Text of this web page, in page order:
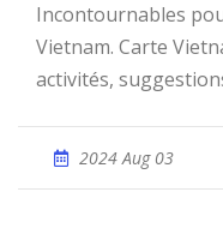
Incontournables
Vietnam. Carte
activités,
2024 Aug 03